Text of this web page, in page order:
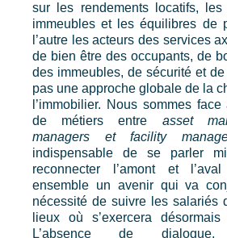
sur les rendements locatifs,
immeubles et les équilibres de
l’autre les acteurs des services
de bien être des occupants, de
des immeubles, de sécurité et
pas une approche globale de la
l’immobilier. Nous sommes
de métiers entre asset
managers et facility
indispensable de se parler
reconnecter l’amont et
ensemble un avenir qui va
nécessité de suivre les salariés
lieux où s’exercera
L’absence de